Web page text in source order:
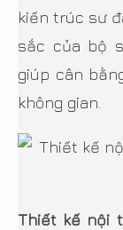
kiến trúc sư
sắc của bộ
giúp cân
không gian.
Thiết kế nội